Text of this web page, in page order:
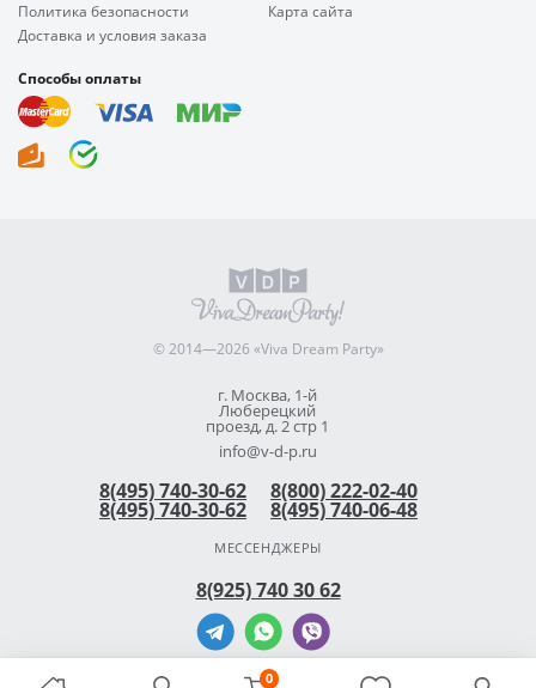
0
Политика безопасности
Доставка и условия заказа
Карта сайта
Способы оплаты
© 2014—2026 «Viva Dream Party»
г. Москва, 1-й
Люберецкий
проезд, д. 2 стр 1
info@v-d-p.ru
8(495) 740-30-62 8(800) 222-02-40
8(495) 740-30-62 8(495) 740-06-48
МЕССЕНДЖЕРЫ
8(925) 740 30 62